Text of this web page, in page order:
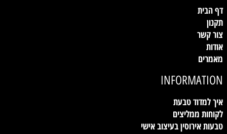
דף הבית
תקנון
צור קשר
אודות
מאמרים
INFORMATION
איך למדוד טבעת
לקוחות ממליצים
טבעות אירוסין בעיצוב אישי